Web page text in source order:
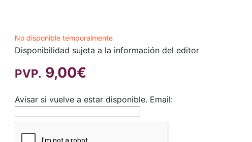
No disponible temporalmente
Disponibilidad sujeta a la información del editor
PVP. 9,00€
Avisar si vuelve a estar disponible. Email: